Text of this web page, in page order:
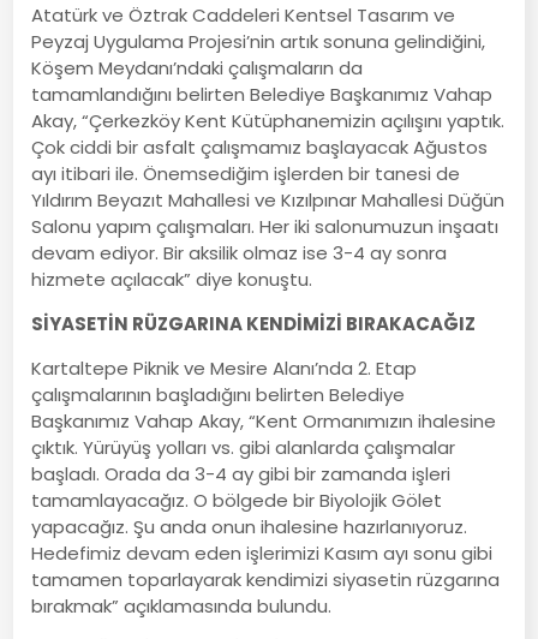
Atatürk ve Öztrak Caddeleri Kentsel Tasarım ve
Peyzaj Uygulama Projesi’nin artık sonuna gelindiğini,
Köşem Meydanı’ndaki çalışmaların da
tamamlandığını belirten Belediye Başkanımız Vahap
Akay, “Çerkezköy Kent Kütüphanemizin açılışını yaptık.
Çok ciddi bir asfalt çalışmamız başlayacak Ağustos
ayı itibari ile. Önemsediğim işlerden bir tanesi de
Yıldırım Beyazıt Mahallesi ve Kızılpınar Mahallesi Düğün
Salonu yapım çalışmaları. Her iki salonumuzun inşaatı
devam ediyor. Bir aksilik olmaz ise 3-4 ay sonra
hizmete açılacak” diye konuştu.
SİYASETİN RÜZGARINA KENDİMİZİ BIRAKACAĞIZ
Kartaltepe Piknik ve Mesire Alanı’nda 2. Etap
çalışmalarının başladığını belirten Belediye
Başkanımız Vahap Akay, “Kent Ormanımızın ihalesine
çıktık. Yürüyüş yolları vs. gibi alanlarda çalışmalar
başladı. Orada da 3-4 ay gibi bir zamanda işleri
tamamlayacağız. O bölgede bir Biyolojik Gölet
yapacağız. Şu anda onun ihalesine hazırlanıyoruz.
Hedefimiz devam eden işlerimizi Kasım ayı sonu gibi
tamamen toparlayarak kendimizi siyasetin rüzgarına
bırakmak” açıklamasında bulundu.